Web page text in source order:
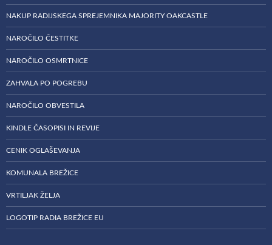
NAKUP RADIJSKEGA SPREJEMNIKA MAJORITY OAKCASTLE
NAROČILO ČESTITKE
NAROČILO OSMRTNICE
ZAHVALA PO POGREBU
NAROČILO OBVESTILA
KINDLE ČASOPISI IN REVIJE
CENIK OGLAŠEVANJA
KOMUNALA BREŽICE
VRTILJAK ŽELJA
LOGOTIP RADIA BREŽICE EU